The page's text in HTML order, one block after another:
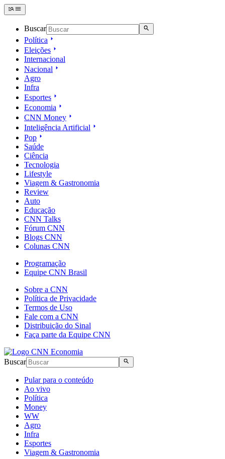
Buscar
Política
Eleições
Internacional
Nacional
Agro
Infra
Esportes
Economia
CNN Money
Inteligência Artificial
Pop
Saúde
Ciência
Tecnologia
Lifestyle
Viagem & Gastronomia
Review
Auto
Educação
CNN Talks
Fórum CNN
Blogs CNN
Colunas CNN
Programação
Equipe CNN Brasil
Sobre a CNN
Política de Privacidade
Termos de Uso
Fale com a CNN
Distribuição do Sinal
Faça parte da Equipe CNN
Buscar
Pular para o conteúdo
Ao vivo
Política
Money
WW
Agro
Infra
Esportes
Viagem & Gastronomia